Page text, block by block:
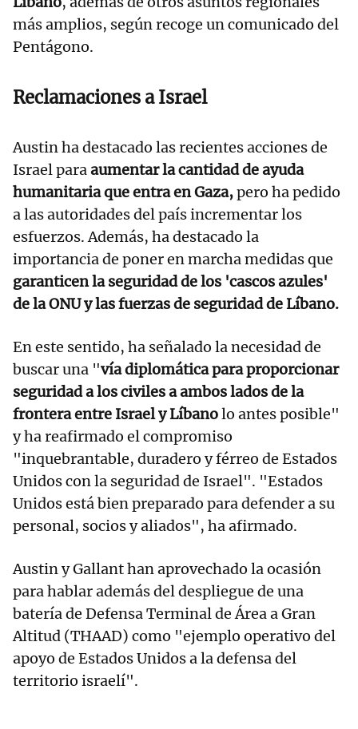
más amplios, según recoge un comunicado del
Pentágono.
Reclamaciones a Israel
Austin ha destacado las recientes acciones de
Israel paraaumentar la cantidad de ayuda
humanitaria que entra en Gaza,pero ha pedido
a las autoridades del país incrementar los
esfuerzos. Además, ha destacado la
importancia de poner en marcha medidas que
garanticen la seguridad de los 'cascos azules'
de la ONU y las fuerzas de seguridad de Líbano.
En este sentido, ha señalado la necesidad de
buscar una "vía diplomática para proporcionar
seguridad a los civiles a ambos lados de la
frontera entre Israel y Líbanolo antes posible"
y ha reafirmado el compromiso
"inquebrantable, duradero y férreo de Estados
Unidos con la seguridad de Israel". "Estados
Unidos está bien preparado para defender a su
personal, socios y aliados", ha afirmado.
Austin y Gallant han aprovechado la ocasión
para hablar además del despliegue de una
batería de Defensa Terminal de Área a Gran
Altitud (THAAD) como "ejemplo operativo del
apoyo de Estados Unidos a la defensa del
territorio israelí".